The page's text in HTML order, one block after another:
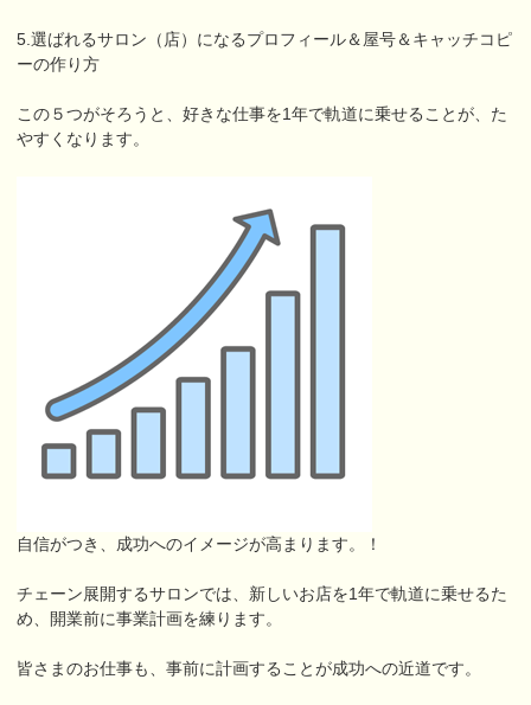
5.選ばれるサロン（店）になるプロフィール＆屋号＆キャッチコピ
ーの作り方
この５つがそろうと、好きな仕事を1年で軌道に乗せることが、た
やすくなります。
自信がつき、成功へのイメージが高まります。！
チェーン展開するサロンでは、新しいお店を1年で軌道に乗せるた
め、開業前に事業計画を練ります。
皆さまのお仕事も、事前に計画することが成功への近道です。